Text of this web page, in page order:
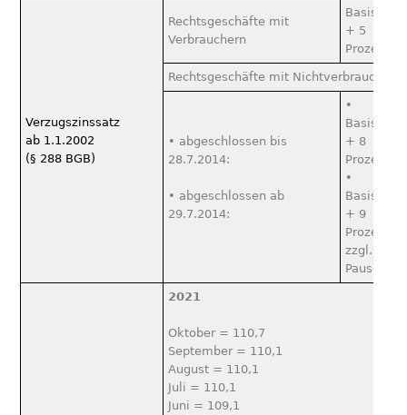
Verzugszinssatz
ab 1.1.2002
(§ 288 BGB)
Rechtsgeschäfte mit
Verbrauchern
+ 5
Rechtsgeschäfte mit Nichtverbrauchern
• abgeschlossen bis
28.7.2014:
• abgeschlossen ab
29.7.2014:
•
+ 8
•
+ 9
zzgl. 40 €
Pauschale
2021
Oktober = 110,7
September = 110,1
August = 110,1
Juli = 110,1
Juni = 109,1